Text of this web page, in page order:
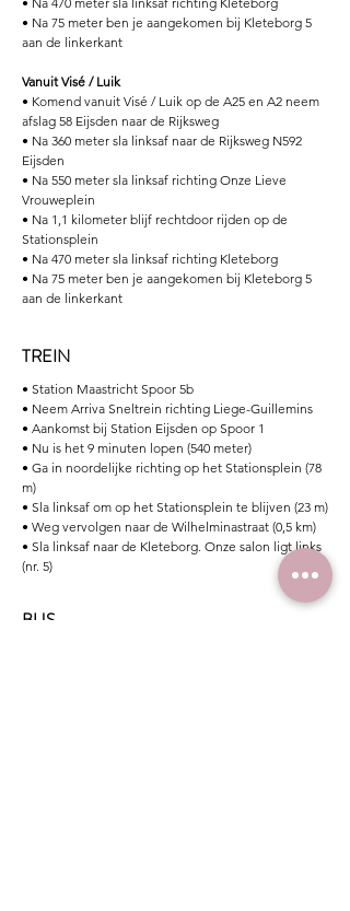
• Na 75 meter ben je aangekomen bij Kleteborg 5
aan de linkerkant
Vanuit Visé / Luik
• Komend vanuit Visé / Luik op de A25 en A2 neem
afslag 58 Eijsden naar de Rijksweg
• Na 360 meter sla linksaf naar de Rijksweg N592
Eijsden
• Na 550 meter sla linksaf richting Onze Lieve
Vrouweplein
• Na 1,1 kilometer blijf rechtdoor rijden op de
Stationsplein
• Na 470 meter sla linksaf richting Kleteborg
• Na 75 meter ben je aangekomen bij Kleteborg 5
aan de linkerkant
TREIN
• Station Maastricht Spoor 5b
• Neem Arriva Sneltrein richting Liege-Guillemins
• Aankomst bij Station Eijsden op Spoor 1
• Nu is het 9 minuten lopen (540 meter)
• Ga in noordelijke richting op het Stationsplein (78
m)
• Sla linksaf om op het Stationsplein te blijven (23 m)
• Weg vervolgen naar de Wilhelminastraat (0,5 km)
• Sla linksaf naar de Kleteborg. Onze salon ligt links
(nr. 5)
BUS